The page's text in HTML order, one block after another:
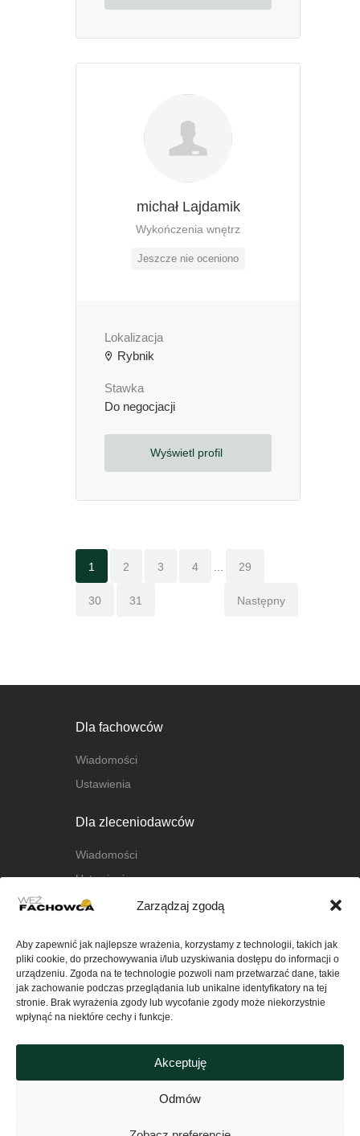
Zarządzaj zgodą
Aby zapewnić jak najlepsze wrażenia, korzystamy z technologii, takich jak
pliki cookie, do przechowywania i/lub uzyskiwania dostępu do informacji o
urządzeniu. Zgoda na te technologie pozwoli nam przetwarzać dane, takie
jak zachowanie podczas przeglądania lub unikalne identyfikatory na tej
stronie. Brak wyrażenia zgody lub wycofanie zgody może niekorzystnie
wpłynąć na niektóre cechy i funkcje.
Akceptuję
Odmów
michał Lajdamik
Wykończenia wnętrz
Jeszcze nie oceniono
Lokalizacja
Rybnik
Stawka
Do negocjacji
Wyświetl profil
1 2 3 4 29
30 31 Następny
Dla fachowców
Wiadomości
Ustawienia
Dla zleceniodawców
Wiadomości
Ustawienia
O platformie
FAQ
Kontakt
Polityka Prywatności serwisu